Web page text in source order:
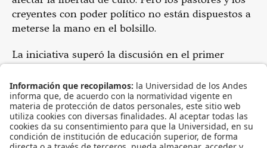
creyentes con poder político no están dispuestos a
meterse la mano en el bolsillo.
La iniciativa superó la discusión en el primer
Pero como el artículo de las iglesias formaba parte
de una reforma tributaria que es bandera del
recién instalado gobierno de Gustavo Petro,
quienes se oponían (Centro Democrático,
Conservadores y Liberales del Senado) pusieron